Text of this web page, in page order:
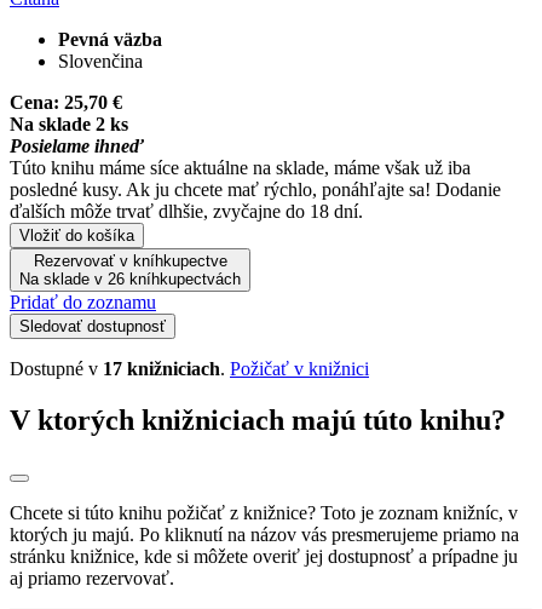
Pevná väzba
Slovenčina
Cena: 25,70 €
Na sklade 2 ks
Posielame ihneď
Túto knihu máme síce aktuálne na sklade, máme však už iba
posledné kusy. Ak ju chcete mať rýchlo, ponáhľajte sa! Dodanie
ďalších môže trvať dlhšie, zvyčajne do 18 dní.
Vložiť do košíka
Rezervovať v kníhkupectve
Na sklade v 26 kníhkupectvách
Pridať do zoznamu
Sledovať dostupnosť
Dostupné v 17 knižniciach. Požičať v knižnici
V ktorých knižniciach majú túto knihu?
Chcete si túto knihu požičať z knižnice? Toto je zoznam knižníc, v
ktorých ju majú. Po kliknutí na názov vás presmerujeme priamo na
stránku knižnice, kde si môžete overiť jej dostupnosť a prípadne ju
aj priamo rezervovať.